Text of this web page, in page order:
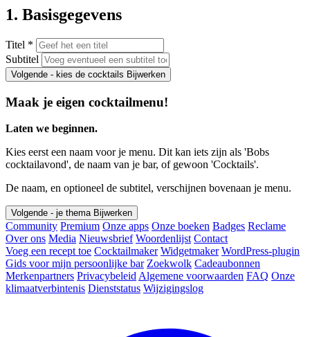
1. Basisgegevens
Titel *
Subtitel
Volgende - kies de cocktails Bijwerken
Maak je eigen cocktailmenu!
Laten we beginnen.
Kies eerst een naam voor je menu. Dit kan iets zijn als 'Bobs
cocktailavond', de naam van je bar, of gewoon 'Cocktails'.
De naam, en optioneel de subtitel, verschijnen bovenaan je menu.
Volgende - je thema Bijwerken
Community Premium Onze apps Onze boeken Badges Reclame
Over ons Media Nieuwsbrief Woordenlijst Contact
Voeg een recept toe Cocktailmaker Widgetmaker WordPress-plugin
Gids voor mijn persoonlijke bar Zoekwolk Cadeaubonnen
Merkenpartners Privacybeleid Algemene voorwaarden FAQ Onze
klimaatverbintenis Dienststatus Wijzigingslog